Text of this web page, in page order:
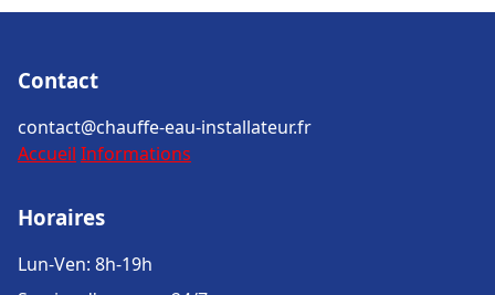
Contact
contact@chauffe-eau-installateur.fr
Accueil Informations
Horaires
Lun-Ven: 8h-19h